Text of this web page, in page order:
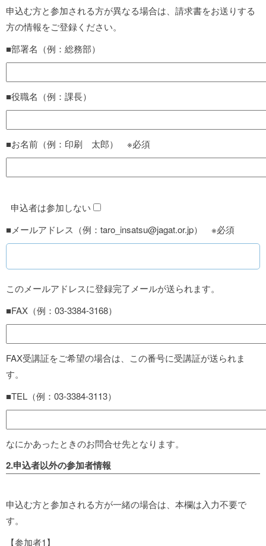
申込む方と参加される方が異なる場合は、請求書をお送りする
方の情報をご登録ください。
■部署名（例：総務部）
■役職名（例：課長）
■お名前（例：印刷 太郎） ※必須
申込者は参加しない
■メールアドレス（例：taro_insatsu@jagat.or.jp） ※必須
このメールアドレスに登録完了メールが送られます。
■FAX（例：03-3384-3168）
FAX受講証をご希望の場合は、この番号に受講証が送られま
す。
■TEL（例：03-3384-3113）
なにかあったときのお問合せ先となります。
2.申込者以外の参加者情報
申込む方と参加される方が一緒の場合は、本欄は入力不要で
す。
【参加者1】